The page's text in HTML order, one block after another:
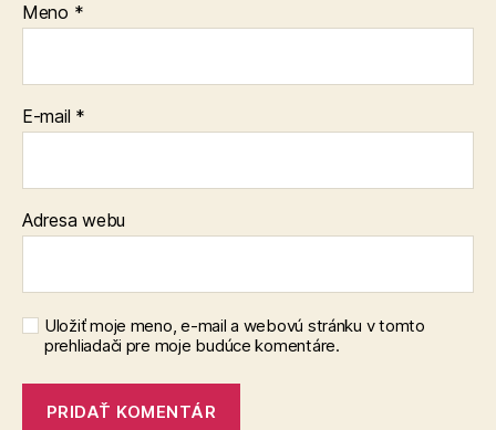
Meno *
E-mail *
Adresa webu
Uložiť moje meno, e-mail a webovú stránku v tomto
prehliadači pre moje budúce komentáre.